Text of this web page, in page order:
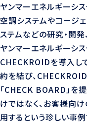
ヤンマーエネルギーシ
空調システムやコージ
ステムなどの研究・開発
ヤンマーエネルギーシ
CHECKROIDを導入し
約を結び、
「CHECK BOARD」を
けではなく、お客様向
用するという珍しい事例